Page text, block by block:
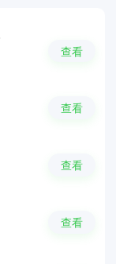
查看
查看
查看
查看